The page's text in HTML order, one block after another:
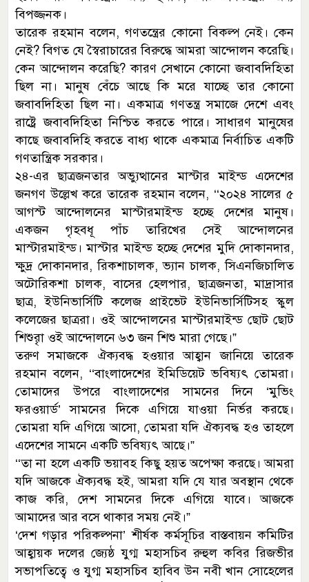
বিপজ্জনক।
তারেক রহমান বলেন, গণতন্ত্রের কোনো বিকল্প নেই। কেন
নেই? বিগত যে স্বৈরাচারের বিরুদ্ধে আমরা আন্দোলন করেছি।
কেন আন্দোলন করেছি? কারণ সেখানে কোনো জবাবদিহিতা
ছিল না। মানুষ বেঁচে আছে কি মরে যাচ্ছে তার কোনো
জবাবদিহিতা ছিল না। একমাত্র গণতন্ত্র সমাজে দেশে এবং
রাষ্ট্রে জবাবদিহিতা নিশ্চিত করতে পারে। সাধারণ মানুষের
কাছে জবাবদিহি করতে বাধ্য থাকে একমাত্র নির্বাচিত একটি
গণতান্ত্রিক সরকার।
২৪-এর ছাত্রজনতার অভ্যুত্থানের মাস্টার মাইন্ড এদেশের
জনগণ উল্লেখ করে তারেক রহমান বলেন, ‘‘২০২৪ সালের ৫
আগস্ট আন্দোলনের মাস্টারমাইন্ড হচ্ছে দেশের মানুষ।
একজন গৃহবধূ পাঁচ তারিখের সেই আন্দোলনের
মাস্টারমাইন্ড। মাস্টার মাইন্ড হচ্ছে দেশের মুদি দোকানদার,
ক্ষুদ্র দোকানদার, রিকশাচালক, ভ্যান চালক, সিএনজিচালিত
অটোরিকশা চালক, বাসের হেলপার, ছাত্রজনতা, মাদ্রাসার
ছাত্র, ইউনিভার্সিটি কলেজ প্রাইভেট ইউনিভার্সিটিসহ স্কুল
কলেজের ছাত্ররা। ওই আন্দোলনের মাস্টারমাইন্ড ছোট ছোট
শিশুরাৃ ওই আন্দোলনে ৬৩ জন শিশু মারা গেছে।”
তরুণ সমাজকে ঐক্যবদ্ধ হওয়ার আহ্বান জানিয়ে তারেক
রহমান বলেন, ‘‘বাংলাদেশের ইমিডিয়েট ভবিষ্যৎ তোমরা।
তোমাদের উপরে বাংলাদেশের সামনের দিনে ‘মুভিং
ফরওয়ার্ড’ সামনের দিকে এগিয়ে যাওয়া নির্ভর করছে।
তোমরা যদি এগিয়ে আসো, তোমরা যদি ঐক্যবদ্ধ হও তাহলে
এদেশের সামনে একটি ভবিষ্যৎ আছে।”
‘‘তা না হলে একটি ভয়াবহ কিছু হয়ত অপেক্ষা করছে। আমরা
যদি আজকে ঐক্যবদ্ধ হই, আমরা যদি যে যার অবস্থান থেকে
কাজ করি, দেশ সামনের দিকে এগিয়ে যাবে। আজকে
আমাদের আর বসে থাকার সময় নেই।”
‘দেশ গড়ার পরিকল্পনা’ শীর্ষক কর্মসূচির বাস্তবায়ন কমিটির
আহ্বায়ক দলের জ্যেষ্ঠ যুগ্ম মহাসচিব রুহুল কবির রিজভীর
সভাপতিত্বে ও যুগ্ম মহাসচিব হাবিব উন নবী খান সোহেলের